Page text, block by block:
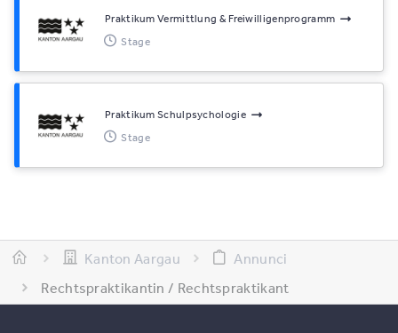
Praktikum Vermittlung & Freiwilligenprogramm
Stage
Praktikum Schulpsychologie
Stage
Kanton Aargau
Annunci
Rechtspraktikantin / Rechtspraktikant